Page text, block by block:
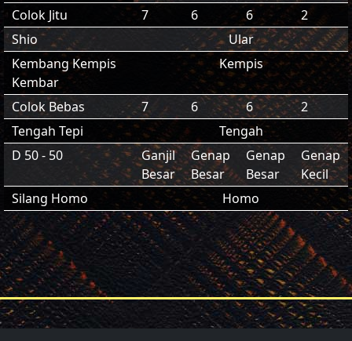
Colok Jitu
7 6 6
2
Shio
Ular
Kembang Kempis
Kembar
Kempis
Colok Bebas 7 6 6
2
Tengah Tepi
Tengah
D 50 - 50
Ganjil
Besar
Genap
Besar
Genap
Besar
Genap
Kecil
Silang Homo
Homo